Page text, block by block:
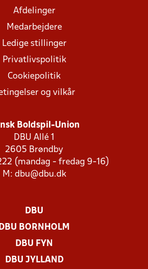
Afdelinger
Medarbejdere
Ledige stillinger
Privatlivspolitik
Cookiepolitik
og vilkår
Boldspil-Union
DBU Allé 1
2605 Brøndby
(mandag - fredag 9-16)
M: dbu@dbu.dk
DBU
DBU BORNHOLM
DBU FYN
DBU JYLLAND